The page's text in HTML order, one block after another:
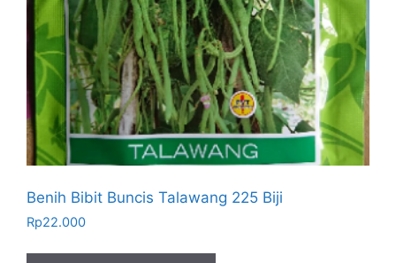
Benih Bibit Buncis Talawang 225 Biji
Rp22.000